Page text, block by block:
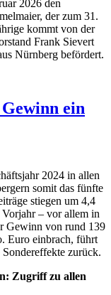
2026 den
der zum 31.
kommt von der
Frank Sievert
Nürnberg befördert.
ein
2024 in allen
somit das fünfte
stiegen um 4,4
– vor allem in
Gewinn von rund 139
Euro einbrach, führt
zurück.
Zugriff zu allen